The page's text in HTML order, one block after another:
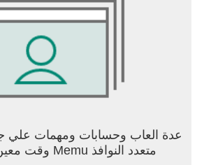
عدة العاب وحسابات ومهمات علي
وقت معين عن طريق Memu متعدد النوافذ